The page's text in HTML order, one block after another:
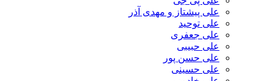
علی پیشتاز و مهدی آذر
علی توحید
علی جعفری
علی حبیبی
علی حسن پور
علی حسینی